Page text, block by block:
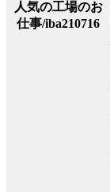
人気の工場のお
仕事/iba210716